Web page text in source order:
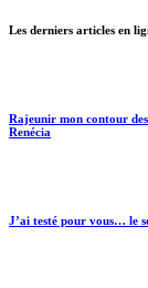
Les derniers articles en
Rajeunir mon contour
Renécia
J’ai testé pour vous… le